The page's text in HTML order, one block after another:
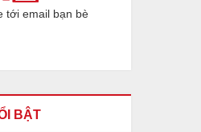
tới email bạn bè
BẬT